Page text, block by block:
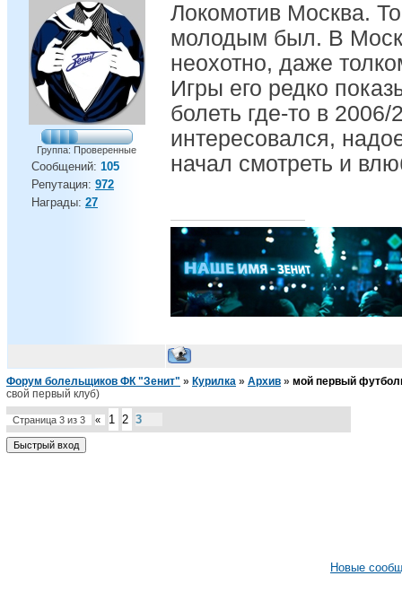
Группа: Проверенные
Сообщений: 105
Репутация: 972
Награды: 27
Локомотив Москва.
молодым был. В
неохотно, даже
Игры его редко
болеть где-то в
интересовался,
начал смотреть и
Валерия Карпина выгнали из дома, когда после
"Ладно, выйдешь в стартовом составе".
Форум болельщиков ФК "Зенит" » Курилка » Архив » мой первый
свой первый клуб)
Страница 3 из 3 « 1 2 3
Новые